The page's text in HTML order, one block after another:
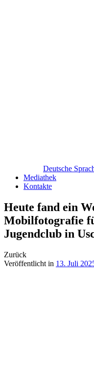
Deutsche
Mediathek
Kontakte
Heute fand ein
Mobilfotografie
Jugendclub in
Zurück
Veröffentlicht in 13. Juli